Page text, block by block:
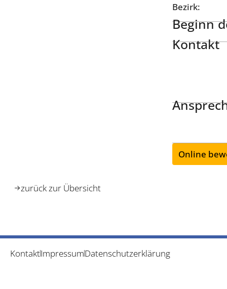
Bezirk:
Beginn
Kontakt
Online
zurück zur Übersicht
KontaktImpressumDatenschutzerklärung